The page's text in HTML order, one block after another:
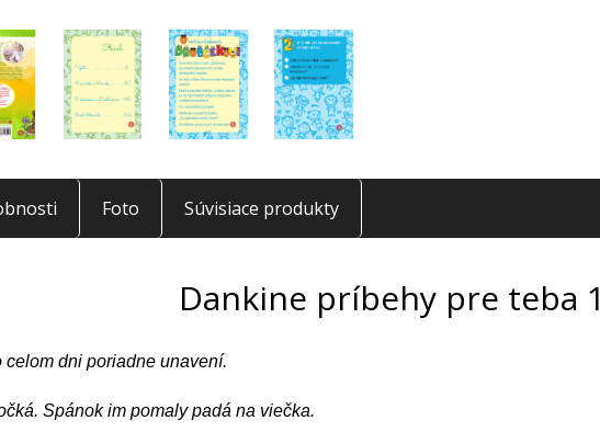
Foto Súvisiace produkty
Dankine príbehy pre teba 1
celom dni poriadne unavení.
Spánok im pomaly padá na viečka.